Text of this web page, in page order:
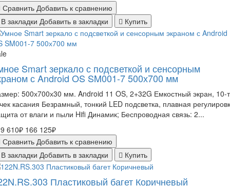
Сравнить Добавить к сравнению
закладки Добавить в закладки Купить
Smart зеркало с подсветкой и сенсорным
с Android OS SM001-7 500х700 мм
500х700х30 мм. Android 11 OS, 2+32G Емкостный экран, 10-
касания Безрамный, тонкий LED подсветка, плавная
от влаги и пыли Hifi Динамик; Беспроводная связь: 2...
610₽ 166 125₽
Сравнить Добавить к сравнению
закладки Добавить в закладки Купить
Пластиковый багет Коричневый